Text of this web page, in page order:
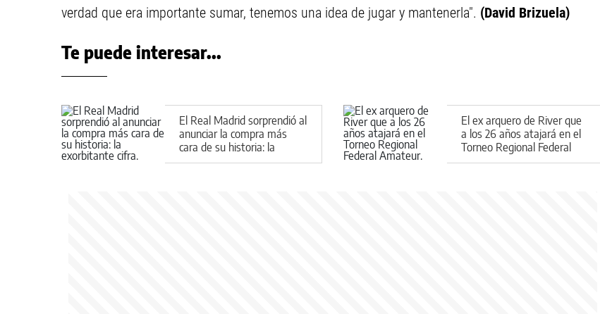
verdad que era importante sumar, tenemos una idea de jugar y mantenerla". (David Brizuela)
Te puede interesar...
El Real Madrid sorprendió al
anunciar la compra más
cara de su historia: la
exorbitante cifra
El ex arquero de River que
a los 26 años atajará en el
Torneo Regional Federal
Amateur